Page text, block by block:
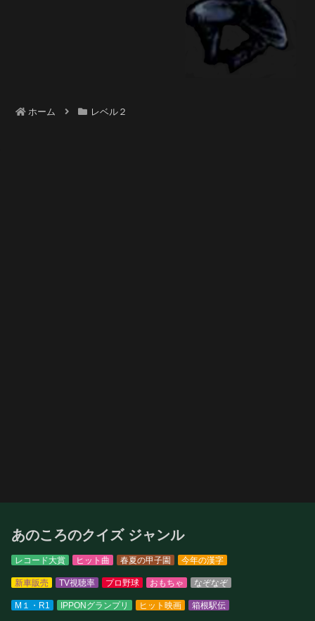
ホーム レベル２
あのころのクイズ ジャンル
レコード大賞 ヒット曲 春夏の甲子園 今年の漢字
新車販売 TV視聴率 プロ野球 おもちゃ なぞなぞ
M１・R1 IPPONグランプリ ヒット映画 箱根駅伝